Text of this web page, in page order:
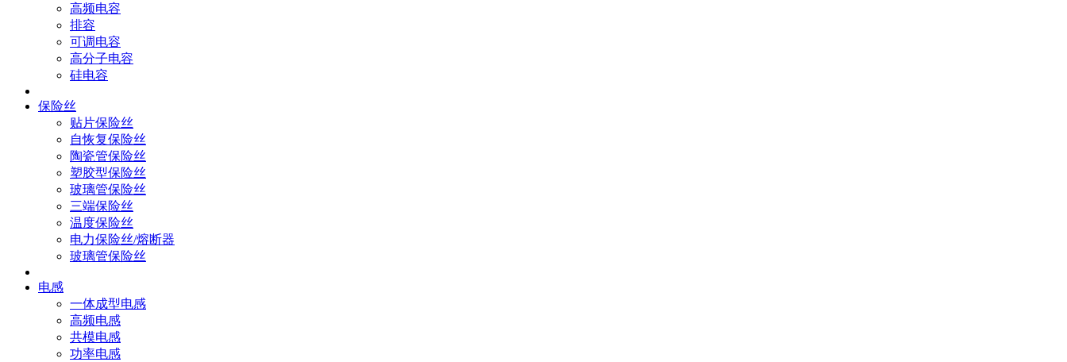
高频电容
排容
可调电容
高分子电容
硅电容
保险丝
贴片保险丝
自恢复保险丝
陶瓷管保险丝
塑胶型保险丝
玻璃管保险丝
三端保险丝
温度保险丝
电力保险丝/熔断器
玻璃管保险丝
电感
一体成型电感
高频电感
共模电感
功率电感